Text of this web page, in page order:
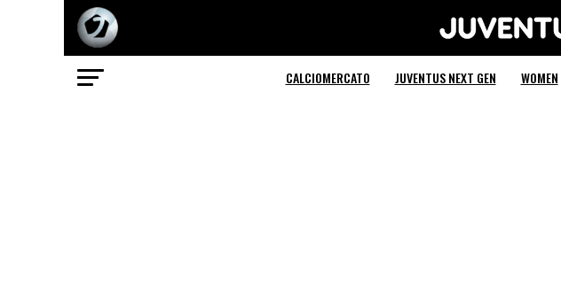
CALCIOMERCATO JUVENTUS NEXT GEN WOMEN